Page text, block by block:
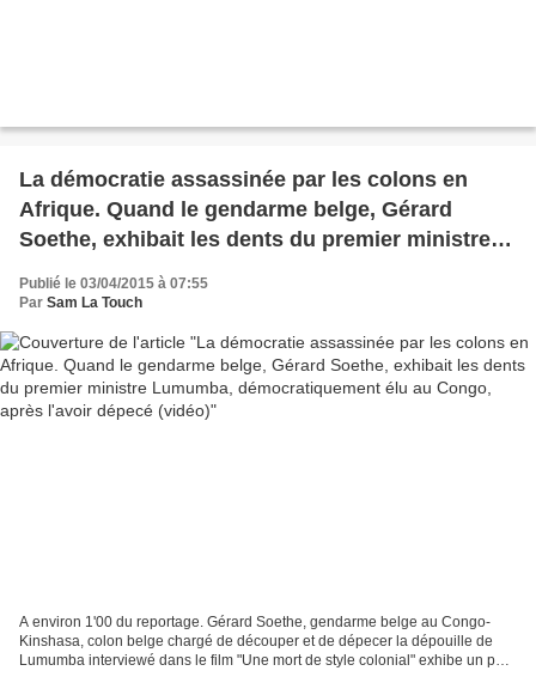
La démocratie assassinée par les colons en
Afrique. Quand le gendarme belge, Gérard
Soethe, exhibait les dents du premier ministre
après l'avoir dépecé (vidéo)
Publié le 03/04/2015 à 07:55
Par Sam La Touch
A environ 1'00 du reportage. Gérard Soethe, gendarme belge au Congo-
Kinshasa, colon belge chargé de découper et de dépecer la dépouille de
Lumumba interviewé dans le film "Une mort de style colonial" exhibe un petit